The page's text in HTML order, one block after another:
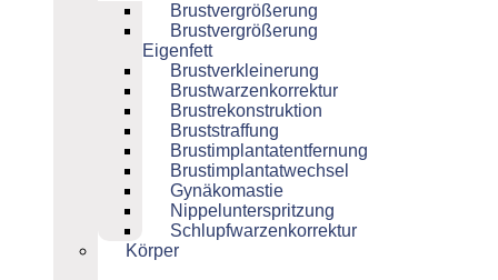
Brustvergrößerung
Brustvergrößerung
Eigenfett
Brustverkleinerung
Brustwarzenkorrektur
Brustrekonstruktion
Bruststraffung
Brustimplantatentfernung
Brustimplantatwechsel
Gynäkomastie
Nippelunterspritzung
Schlupfwarzenkorrektur
Körper